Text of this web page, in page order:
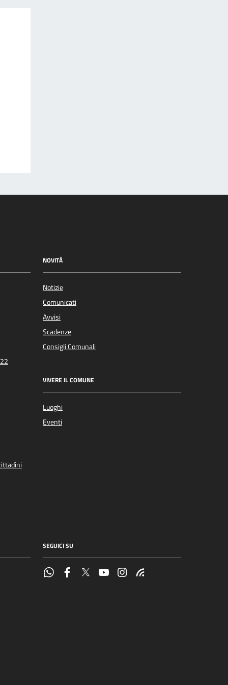
NOVITÀ
Notizie
Comunicati
Avvisi
Scadenze
Consigli Comunali
VIVERE IL COMUNE
Luoghi
Eventi
SEGUICI SU